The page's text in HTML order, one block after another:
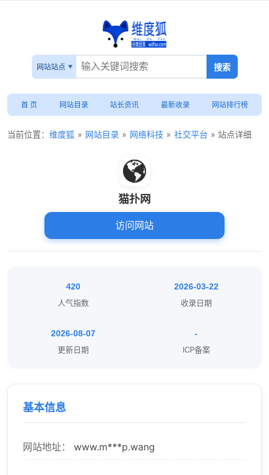
网站站点
首 页 网站目录 站长资讯 最新收录 网站排行榜
当前位置： 维度狐 » 网站目录 » 网络科技 » 社交平台 » 站点详细
猫扑网
访问网站
420
人气指数
2026-03-22
收录日期
2026-08-07
更新日期
-
ICP备案
基本信息
网站地址： www.m***p.wang